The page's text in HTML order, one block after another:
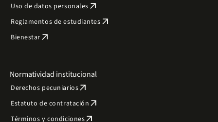
Uso de datos personales arrow_outward
Reglamentos de estudiantes arrow_outward
Bienestar arrow_outward
Normatividad institucional
Derechos pecuniariosarrow_outward
Estatuto de contratación arrow_outward
Términos y condicionesarrow_outward